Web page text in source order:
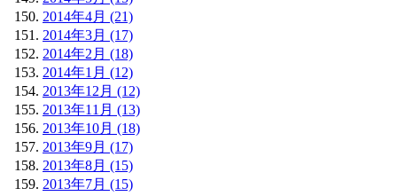
2014年4月 (21)
2014年3月 (17)
2014年2月 (18)
2014年1月 (12)
2013年12月 (12)
2013年11月 (13)
2013年10月 (18)
2013年9月 (17)
2013年8月 (15)
2013年7月 (15)